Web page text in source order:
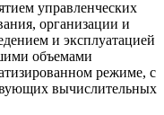
управленческих
организации и
и эксплуатацией
объемами
режиме, с
вычислительных